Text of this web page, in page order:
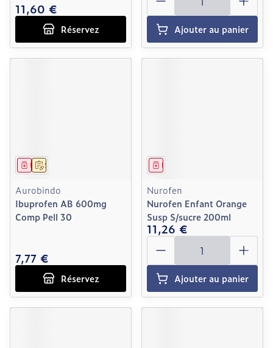
11,60 €
Réservez Ajouter au panier
Sur prescription
Médicament
Aurobindo
Ibuprofen AB 600mg
Comp Pell 30
7,77 €
Réservez
Médicament
Nurofen
Nurofen Enfant Orange
Susp S/sucre 200ml
11,26 €
Quantité
Ajouter au panier